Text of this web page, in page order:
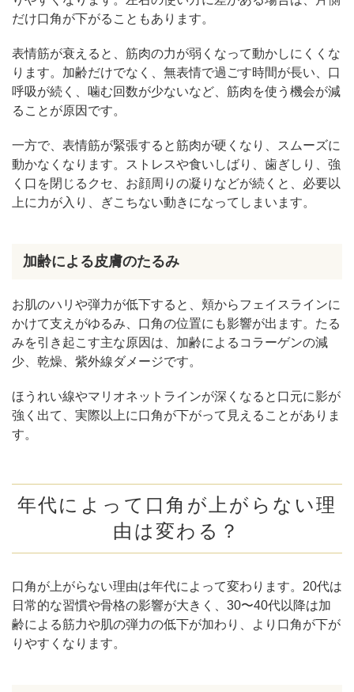
だけ口角が下がることもあります。
表情筋が衰えると、筋肉の力が弱くなって動かしにくくな
ります。加齢だけでなく、無表情で過ごす時間が長い、口
呼吸が続く、噛む回数が少ないなど、筋肉を使う機会が減
ることが原因です。
一方で、表情筋が緊張すると筋肉が硬くなり、スムーズに
動かなくなります。ストレスや食いしばり、歯ぎしり、強
く口を閉じるクセ、お顔周りの凝りなどが続くと、必要以
上に力が入り、ぎこちない動きになってしまいます。
加齢による皮膚のたるみ
お肌のハリや弾力が低下すると、頬からフェイスラインに
かけて支えがゆるみ、口角の位置にも影響が出ます。たる
みを引き起こす主な原因は、加齢によるコラーゲンの減
少、乾燥、紫外線ダメージです。
ほうれい線やマリオネットラインが深くなると口元に影が
強く出て、実際以上に口角が下がって見えることがありま
す。
年代によって口角が上がらない理
由は変わる？
口角が上がらない理由は年代によって変わります。20代は
日常的な習慣や骨格の影響が大きく、30〜40代以降は加
齢による筋力や肌の弾力の低下が加わり、より口角が下が
りやすくなります。